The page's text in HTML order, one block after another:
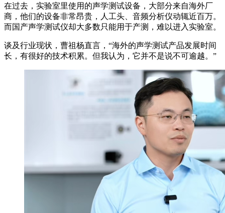
在过去，实验室里使用的声学测试设备，大部分来自海外厂
商，他们的设备非常昂贵，人工头、音频分析仪动辄近百万。
而国产声学测试仪却大多数只能用于产测，难以进入实验室。
谈及行业现状，曹祖杨直言，“海外的声学测试产品发展时间
长，有很好的技术积累。但我认为，它并不是说不可逾越。”